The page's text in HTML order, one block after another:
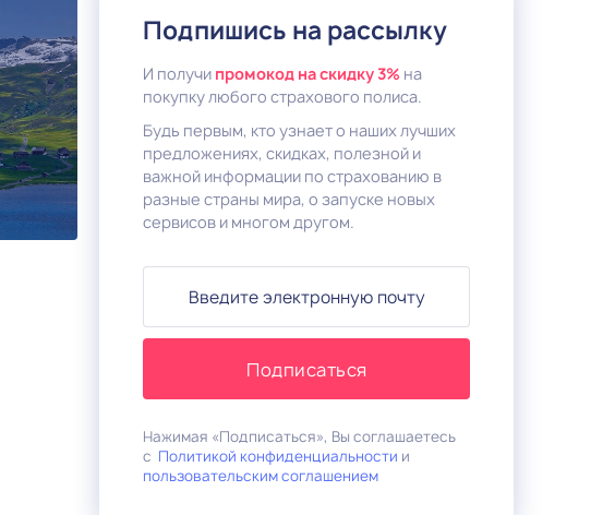
Подпишись на рассылку
И получи промокод на скидку 3% на
покупку любого страхового полиса.
Будь первым, кто узнает о наших лучших
предложениях, скидках, полезной и
важной информации по страхованию в
разные страны мира, о запуске новых
сервисов и многом другом.
Нажимая «Подписаться», Вы соглашаетесь
с Политикой конфиденциальности и
пользовательским соглашением